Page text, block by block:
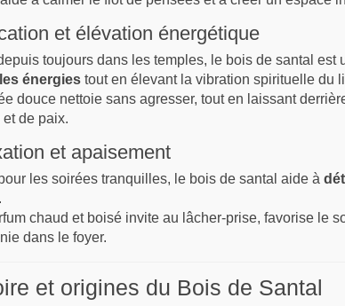
et élévation énergétique
toujours dans les temples, le bois de santal est
énergies tout en élevant la vibration spirituelle du
douce nettoie sans agresser, tout en laissant
et de paix.
et apaisement
les soirées tranquilles, le bois de santal aide à
.
chaud et boisé invite au lâcher-prise, favorise le
dans le foyer.
et origines du Bois de Santal